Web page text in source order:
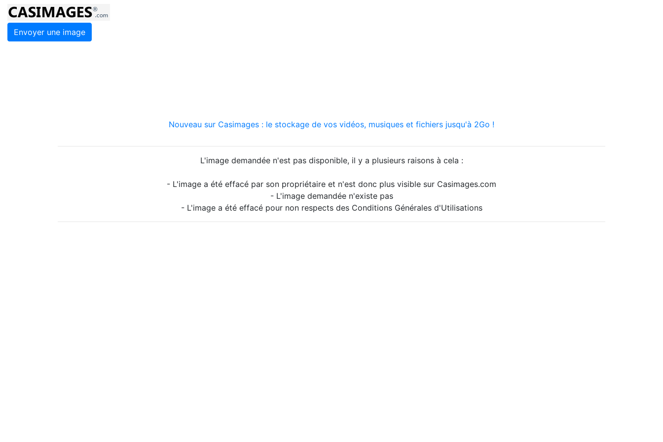
Envoyer une image
Nouveau sur Casimages : le stockage de vos vidéos, musiques et fichiers jusqu'à 2Go !
L'image demandée n'est pas disponible, il y a plusieurs raisons à cela :
- L'image a été effacé par son propriétaire et n'est donc plus visible sur Casimages.com
- L'image demandée n'existe pas
- L'image a été effacé pour non respects des Conditions Générales d'Utilisations